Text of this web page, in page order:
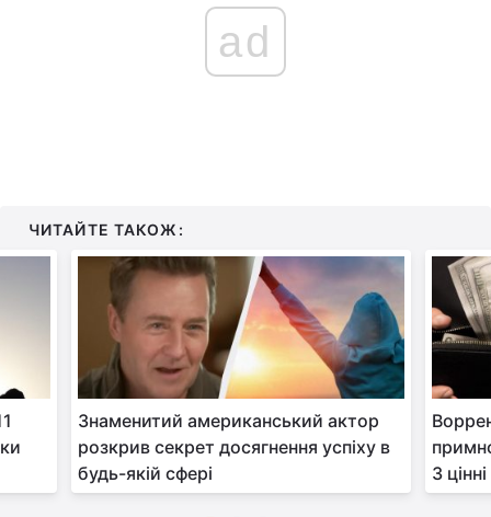
ad
ЧИТАЙТЕ ТАКОЖ:
Знаменитий американський актор
розкрив секрет досягнення успіху в
будь-якій сфері
3